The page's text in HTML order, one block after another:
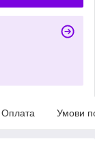
Оплата Умови